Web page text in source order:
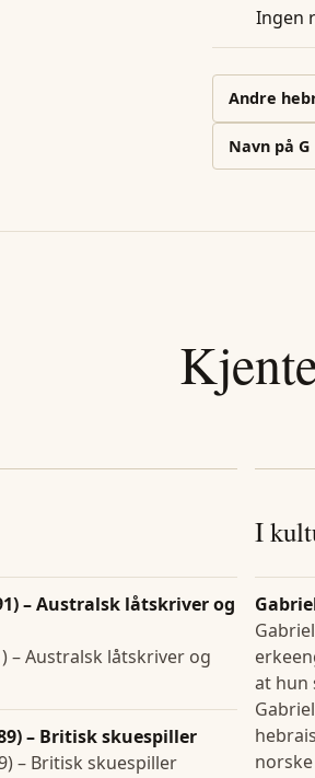
Ingen
Andre
Navn på G
– Australsk låtskriver og
– Australsk låtskriver og
– Britisk skuespiller
– Britisk skuespiller
I
at hun